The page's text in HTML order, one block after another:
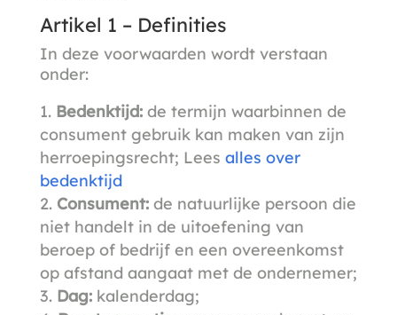
Artikel 1 – Definities
In deze voorwaarden wordt verstaan
onder:
Bedenktijd:de termijn waarbinnen de
consument gebruik kan maken van zijn
herroepingsrecht; Lees alles over
bedenktijd
Consument:de natuurlijke persoon die
niet handelt in de uitoefening van
beroep of bedrijf en een overeenkomst
op afstand aangaat met de ondernemer;
Dag:kalenderdag;